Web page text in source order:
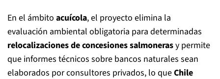
En el ámbito acuícola, el proyecto elimina la
evaluación ambiental obligatoria para determinadas
relocalizaciones de concesiones salmonerasy permite
que informes técnicos sobre bancos naturales sean
elaborados por consultores privados, lo queChile